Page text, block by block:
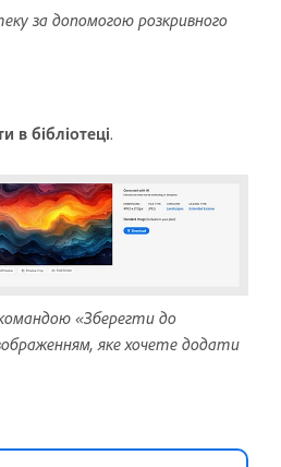
за допомогою розкривного
в бібліотеці.
«Зберегти до
яке хочете додати